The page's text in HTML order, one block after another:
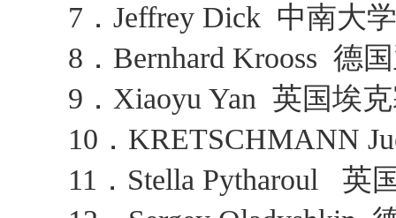
7．Jeffrey Dick 中南大
8．Bernhard Krooss 德
9．Xiaoyu Yan 英国埃
10．KRETSCHMANN
11．Stella Pytharoul 英